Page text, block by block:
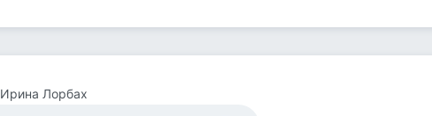
Ирина Лорбах